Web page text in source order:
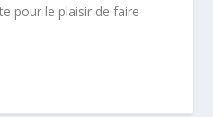
pour le plaisir de faire